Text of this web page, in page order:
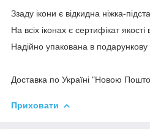
Ззаду ікони є відкидна ніжка-
На всіх іконах є сертифікат якості
Надійно упакована в подарункову
Доставка по Україні "Новою
Приховати